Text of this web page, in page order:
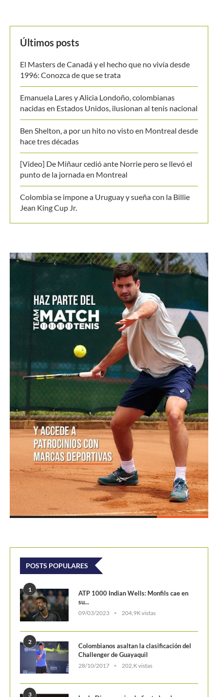
Últimos posts
El Masters de Canadá y el hecho que no vivía desde
1996: Conozca de que se trata
Emanuela Lares y Alicia Londoño, colombianas
nacidas en Estados Unidos, ilusionan al tenis nacional
Ben Shelton, a por un hito no visto en Montreal desde
hace tres décadas
[Video] De Miñaur cedió ante Norrie pero se llevó el
punto de la jornada en Montreal
Colombia se impone a Uruguay y sueña con la Billie
Jean King Cup Jr.
POSTS POPULARES
1
ATP 1000 Indian Wells: Monfils cae en
su...
09/03/2023 204,9K vistas
2
Colombianos asaltan la clasificación del
Challenger de Guayaquil
28/10/2017 202,K vistas
3